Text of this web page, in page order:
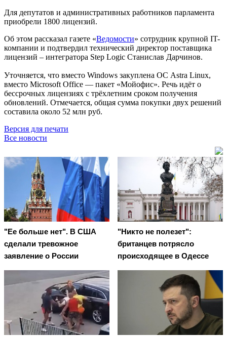
Для депутатов и административных работников парламента
приобрели 1800 лицензий.
Об этом рассказал газете «Ведомости» сотрудник крупной IT-
компании и подтвердил технический директор поставщика
лицензий – интегратора Step Logic Станислав Дарчинов.
Уточняется, что вместо Windows закуплена ОС Astra Linux,
вместо Microsoft Office — пакет «Мойофис». Речь идёт о
бессрочных лицензиях с трёхлетним сроком получения
обновлений. Отмечается, общая сумма покупки двух решений
составила около 52 млн руб.
Версия для печати
Все новости
"Ее больше нет". В США
сделали тревожное
заявление о России
"Никто не полезет":
британцев потрясло
происходящее в Одессе